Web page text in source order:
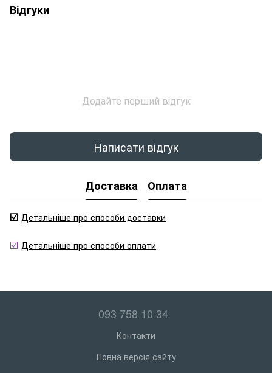
Відгуки
Додайте перший відгук
Написати відгук
Доставка Оплата
☑️ Детальніше про способи доставки
☑️ Детальніше про способи оплати
093 758 10 34
Контакти
Повна версія сайту